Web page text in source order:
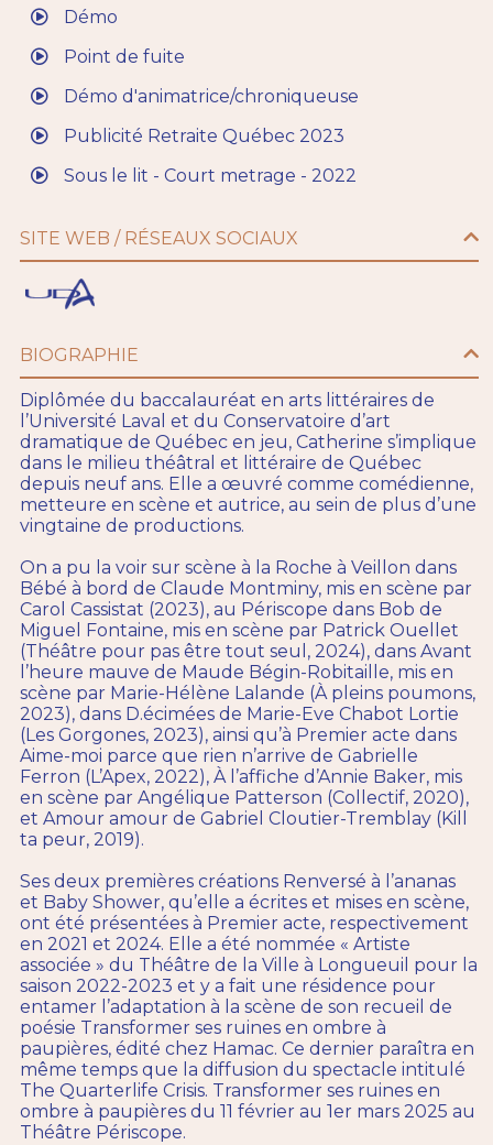
Démo
Point de fuite
Démo d'animatrice/chroniqueuse
Publicité Retraite Québec 2023
Sous le lit - Court metrage - 2022
SITE WEB / RÉSEAUX SOCIAUX
BIOGRAPHIE
Diplômée du baccalauréat en arts littéraires de
l’Université Laval et du Conservatoire d’art
dramatique de Québec en jeu, Catherine s’implique
dans le milieu théâtral et littéraire de Québec
depuis neuf ans. Elle a œuvré comme comédienne,
metteure en scène et autrice, au sein de plus d’une
vingtaine de productions.
On a pu la voir sur scène à la Roche à Veillon dans
Bébé à bord de Claude Montminy, mis en scène par
Carol Cassistat (2023), au Périscope dans Bob de
Miguel Fontaine, mis en scène par Patrick Ouellet
(Théâtre pour pas être tout seul, 2024), dans Avant
l’heure mauve de Maude Bégin-Robitaille, mis en
scène par Marie-Hélène Lalande (À pleins poumons,
2023), dans D.écimées de Marie-Eve Chabot Lortie
(Les Gorgones, 2023), ainsi qu’à Premier acte dans
Aime-moi parce que rien n’arrive de Gabrielle
Ferron (L’Apex, 2022), À l’affiche d’Annie Baker, mis
en scène par Angélique Patterson (Collectif, 2020),
et Amour amour de Gabriel Cloutier-Tremblay (Kill
ta peur, 2019).
Ses deux premières créations Renversé à l’ananas
et Baby Shower, qu’elle a écrites et mises en scène,
ont été présentées à Premier acte, respectivement
en 2021 et 2024. Elle a été nommée « Artiste
associée » du Théâtre de la Ville à Longueuil pour la
saison 2022-2023 et y a fait une résidence pour
entamer l’adaptation à la scène de son recueil de
poésie Transformer ses ruines en ombre à
paupières, édité chez Hamac. Ce dernier paraîtra en
même temps que la diffusion du spectacle intitulé
The Quarterlife Crisis. Transformer ses ruines en
ombre à paupières du 11 février au 1er mars 2025 au
Théâtre Périscope.